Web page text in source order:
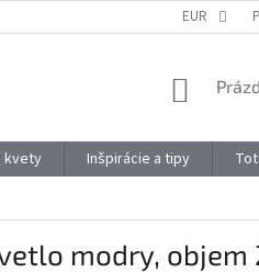
OBJEMOVÉ ZĽAVY
EUR
kvety Inšpirácie a tipy
modry, objem